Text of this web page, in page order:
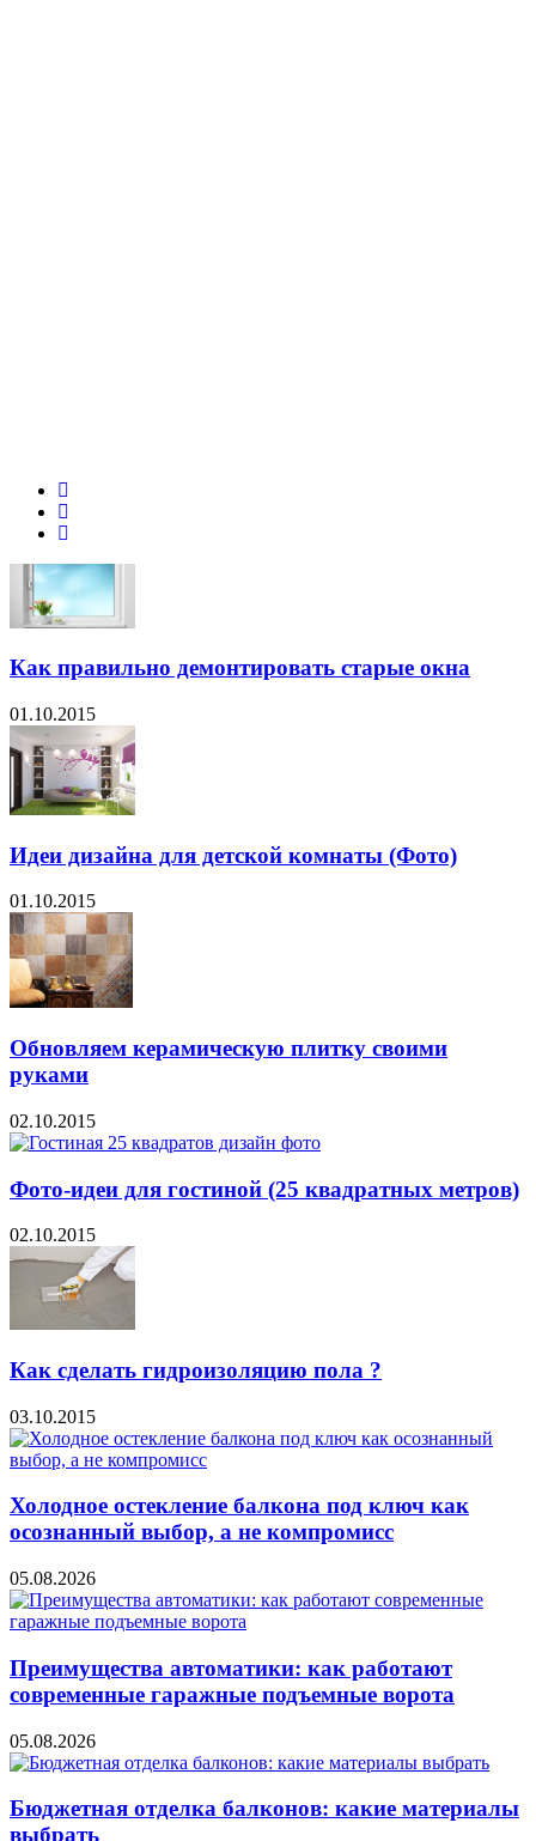
Как правильно демонтировать старые окна
01.10.2015
Идеи дизайна для детской комнаты (Фото)
01.10.2015
Обновляем керамическую плитку своими
руками
02.10.2015
Фото-идеи для гостиной (25 квадратных метров)
02.10.2015
Как сделать гидроизоляцию пола ?
03.10.2015
Холодное остекление балкона под ключ как
осознанный выбор, а не компромисс
05.08.2026
Преимущества автоматики: как работают
современные гаражные подъемные ворота
05.08.2026
Бюджетная отделка балконов: какие материалы
выбрать